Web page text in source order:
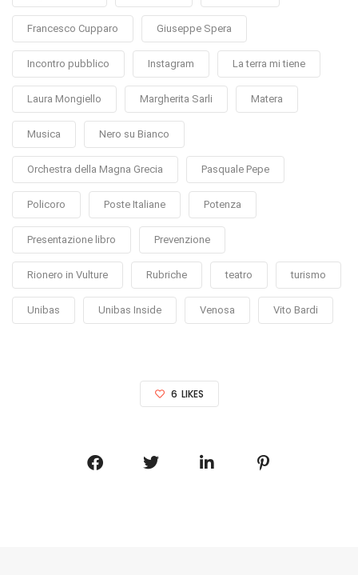
Francesco Cupparo Giuseppe Spera
Incontro pubblico Instagram La terra mi tiene
Laura Mongiello Margherita Sarli Matera
Musica Nero su Bianco
Orchestra della Magna Grecia Pasquale Pepe
Policoro Poste Italiane Potenza
Presentazione libro Prevenzione
Rionero in Vulture Rubriche teatro turismo
Unibas Unibas Inside Venosa Vito Bardi
6 LIKES